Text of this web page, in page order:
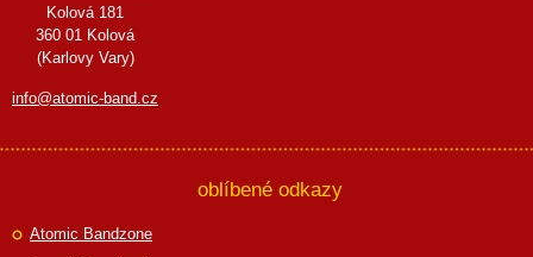
Kolová 181
360 01 Kolová
(Karlovy Vary)
info@atomic-band.cz
oblíbené odkazy
Atomic Bandzone